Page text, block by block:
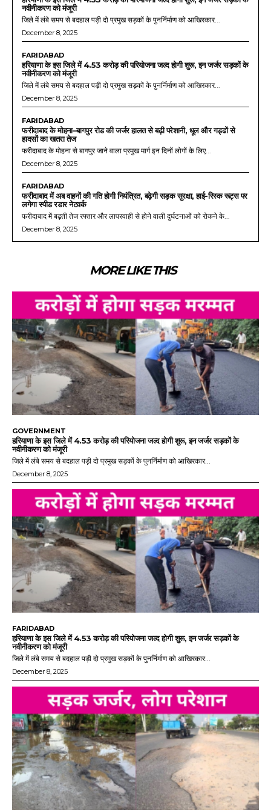
नवीनीकरण को मंजूरी
जिले में लंबे समय से बदहाल पड़ी दो प्रमुख सड़कों के पुनर्निर्माण को आखिरकार...
December 8, 2025
FARIDABAD
हरियाणा के इस जिले में 4.53 करोड़ की परियोजना जल्द होगी शुरू, इन जर्जर सड़कों के
नवीनीकरण को मंजूरी
जिले में लंबे समय से बदहाल पड़ी दो प्रमुख सड़कों के पुनर्निर्माण को आखिरकार...
December 8, 2025
FARIDABAD
फरीदाबाद के मोहना–बागपुर रोड की जर्जर हालत से बढ़ी परेशानी, धूल और गड्ढों से
हादसों का खतरा तेज
फरीदाबाद के मोहना से बागपुर जाने वाला प्रमुख मार्ग इन दिनों लोगों के लिए...
December 8, 2025
FARIDABAD
फरीदाबाद में अब वाहनों की गति होगी नियंत्रित, बढ़ेगी सड़क सुरक्षा, हाई-रिस्क रूट्स पर
लगेगा स्पीड रडार नेटवर्क
फरीदाबाद में बढ़ती तेज रफ्तार और लापरवाही से होने वाली दुर्घटनाओं को रोकने के...
December 8, 2025
MORE LIKE THIS
GOVERNMENT
हरियाणा के इस जिले में 4.53 करोड़ की परियोजना जल्द होगी शुरू, इन जर्जर सड़कों के
नवीनीकरण को मंजूरी
जिले में लंबे समय से बदहाल पड़ी दो प्रमुख सड़कों के पुनर्निर्माण को आखिरकार...
December 8, 2025
FARIDABAD
हरियाणा के इस जिले में 4.53 करोड़ की परियोजना जल्द होगी शुरू, इन जर्जर सड़कों के
नवीनीकरण को मंजूरी
जिले में लंबे समय से बदहाल पड़ी दो प्रमुख सड़कों के पुनर्निर्माण को आखिरकार...
December 8, 2025